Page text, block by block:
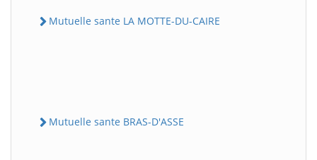
Mutuelle sante LA MOTTE-DU-CAIRE
Mutuelle sante BRAS-D'ASSE